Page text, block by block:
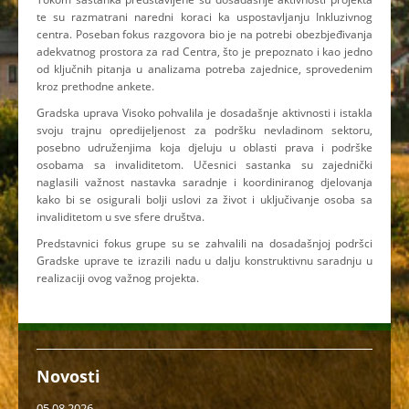
te su razmatrani naredni koraci ka uspostavljanju Inkluzivnog
centra. Poseban fokus razgovora bio je na potrebi obezbjeđivanja
adekvatnog prostora za rad Centra, što je prepoznato i kao jedno
od ključnih pitanja u analizama potreba zajednice, sprovedenim
kroz prethodne ankete.
Gradska uprava Visoko pohvalila je dosadašnje aktivnosti i istakla
svoju trajnu opredijeljenost za podršku nevladinom sektoru,
posebno udruženjima koja djeluju u oblasti prava i podrške
osobama sa invaliditetom. Učesnici sastanka su zajednički
naglasili važnost nastavka saradnje i koordiniranog djelovanja
kako bi se osigurali bolji uslovi za život i uključivanje osoba sa
invaliditetom u sve sfere društva.
Predstavnici fokus grupe su se zahvalili na dosadašnjoj podršci
Gradske uprave te izrazili nadu u dalju konstruktivnu saradnju u
realizaciji ovog važnog projekta.
Novosti